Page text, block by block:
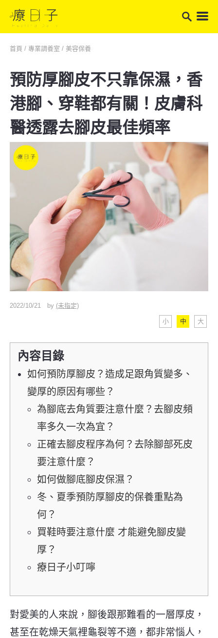
首頁 / 專業調養室 / 美容保養
預防厚腳皮不只靠保濕，香
港腳、穿鞋都有關！皮膚科
醫透露去腳皮最佳頻率
2022/10/21 by (未指定)
小 中 大
內容目錄
如何預防厚腳皮？造成足跟角質變多、
變厚的原因有哪些？
為腳底去角質要注意什麼？去腳皮頻
率多久一次為宜？
正確去腳皮程序為何？去除腳部死皮
要注意什麼？
如何做腳底腳皮保濕？
冬、夏季預防厚腳皮的保養重點為
何？
買鞋時要注意什麼 才能避免腳皮變
厚？
療日子小叮嚀
對愛美的人來說，腳後跟那難看的一層厚皮，
甚至在乾燥天氣裡龜裂等不適，都非常惱人，